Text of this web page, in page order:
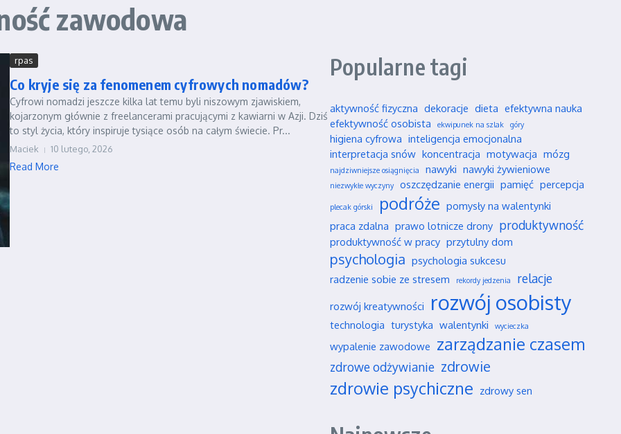
zawodowa
rpas
Co kryje się za fenomenem cyfrowych nomadów?
Cyfrowi nomadzi jeszcze kilka lat temu byli niszowym zjawiskiem,
kojarzonym głównie z freelancerami pracującymi z kawiarni w Azji. Dziś
to styl życia, który inspiruje tysiące osób na całym świecie. Pr...
Maciek 10 lutego, 2026
Read More
Popularne tagi
aktywność fizyczna dekoracje dieta efektywna nauka
efektywność osobista
ekwipunek na szlak góry
higiena cyfrowa inteligencja emocjonalna
interpretacja snów koncentracja motywacja mózg
najdziwniejsze osiągnięcia nawyki nawyki żywieniowe
niezwykłe wyczyny oszczędzanie energii pamięć percepcja
plecak górski podróże pomysły na walentynki
praca zdalna prawo lotnicze drony produktywność
produktywność w pracy przytulny dom
psychologia psychologia sukcesu
radzenie sobie ze stresem
rekordy jedzenia relacje
rozwój kreatywności rozwój osobisty
technologia turystyka walentynki wycieczka
wypalenie zawodowe zarządzanie czasem
zdrowe odżywianie zdrowie
zdrowie psychiczne zdrowy sen